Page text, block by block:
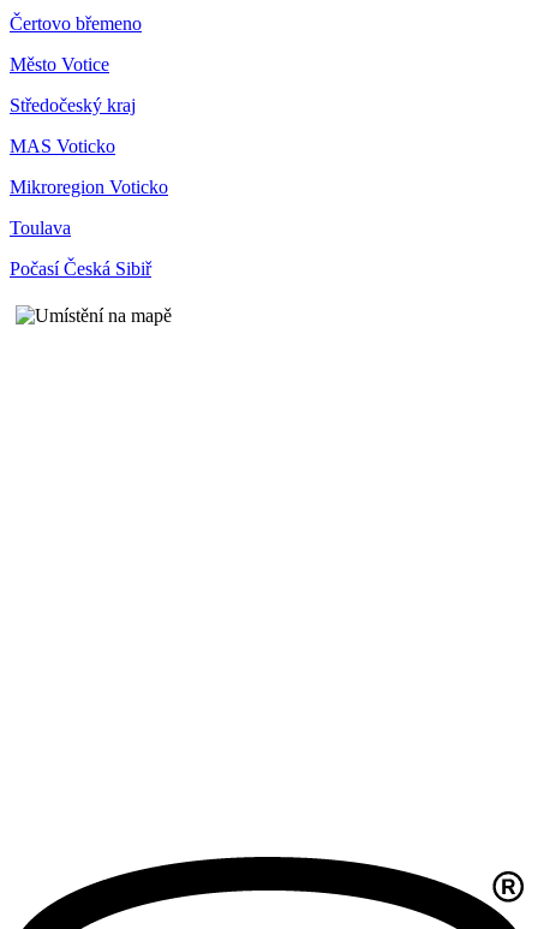
Čertovo břemeno
Město Votice
Středočeský kraj
MAS Voticko
Mikroregion Voticko
Toulava
Počasí Česká Sibiř